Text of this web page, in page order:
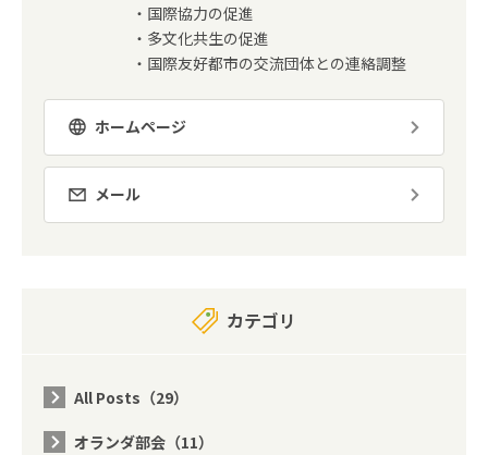
・国際協力の促進
・多文化共生の促進
・国際友好都市の交流団体との連絡調整
ホームページ
メール
カテゴリ
All Posts（29）
オランダ部会（11）